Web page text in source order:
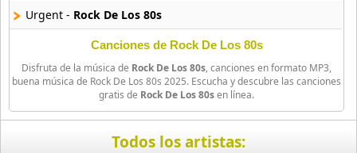
Scandal
11 músicas online
Urgent - Rock De Los 80s
Owner Of A Lonely Heart - Rock De Los 80s
Bad Luck Streak In Dancing School -Rock De Los 80s
Sharp Dressed Man -
Que Te Voy A Dar - Rock De Los 80s
Canciones de Rock De Los 80s
Disfruta de la música de Rock De Los 80s, canciones en formato MP3,
buena música de Rock De Los 80s 2025. Escucha y descubre las canciones
gratis de Rock De Los 80sen línea.
Todos los artistas: